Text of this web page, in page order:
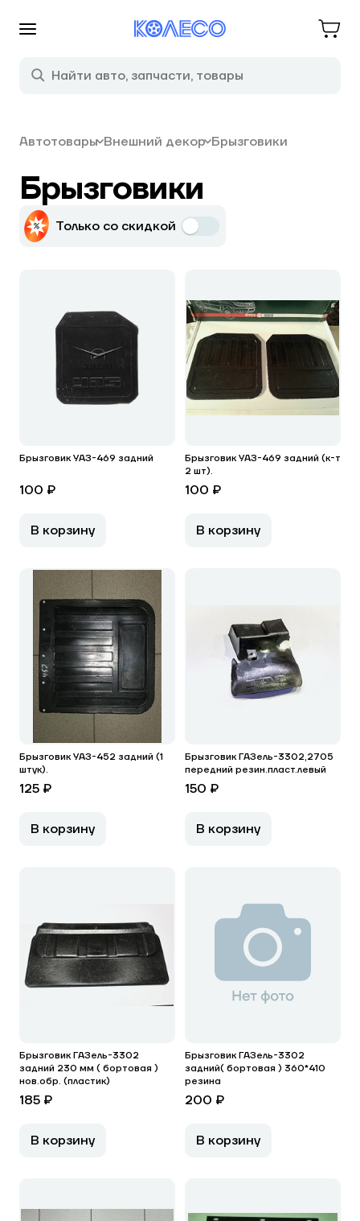
Автотовары Внешний декор Брызговики
Брызговики
Только со скидкой
Брызговик УАЗ-469 задний
100 ₽
В корзину
Брызговик УАЗ-469 задний (к-т
2 шт).
100 ₽
В корзину
Брызговик УАЗ-452 задний (1
штук).
125 ₽
В корзину
Брызговик ГАЗель-3302,2705
передний резин.пласт.левый
150 ₽
В корзину
Брызговик ГАЗель-3302
задний 230 мм ( бортовая )
нов.обр. (пластик)
185 ₽
В корзину
Брызговик ГАЗель-3302
задний( бортовая ) 360*410
резина
200 ₽
В корзину